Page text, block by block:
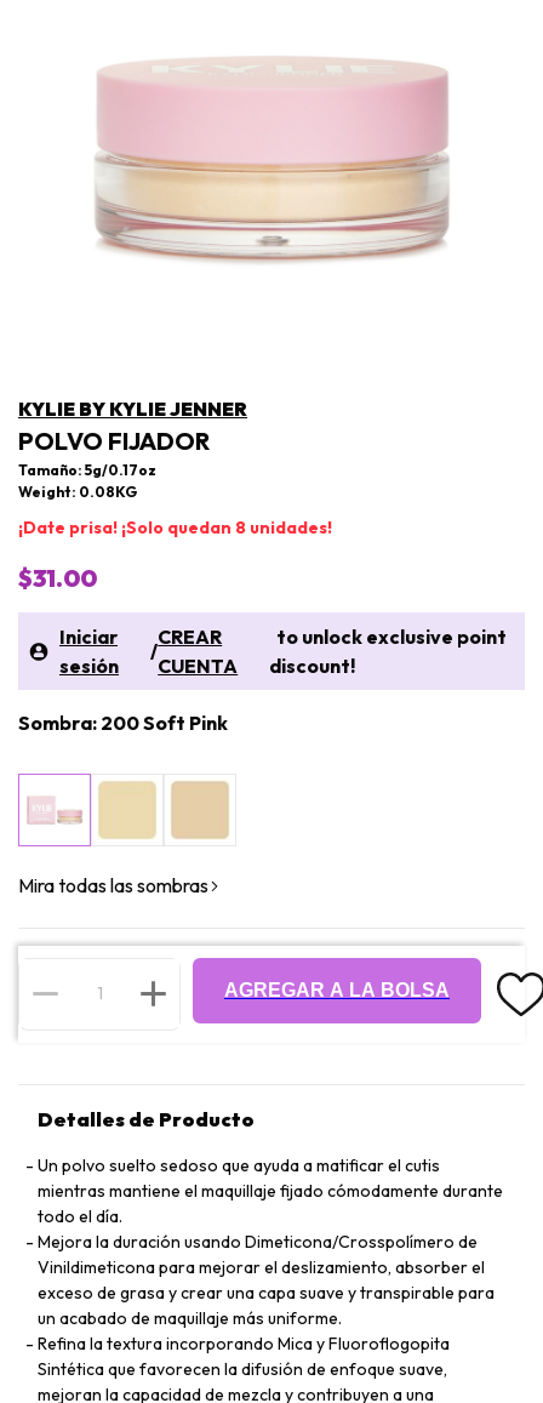
KYLIE BY KYLIE JENNER
POLVO FIJADOR
Tamaño: 5g/0.17oz
Weight: 0.08KG
¡Date prisa! ¡Solo quedan 8 unidades!
$31.00
Iniciar
sesión
/
CREAR
CUENTA
to unlock exclusive point
discount!
Sombra: 200 Soft Pink
Mira todas las sombras
AGREGAR A LA BOLSA
Detalles de Producto
Un polvo suelto sedoso que ayuda a matificar el cutis
mientras mantiene el maquillaje fijado cómodamente durante
todo el día.
Mejora la duración usando Dimeticona/Crosspolímero de
Vinildimeticona para mejorar el deslizamiento, absorber el
exceso de grasa y crear una capa suave y transpirable para
un acabado de maquillaje más uniforme.
Refina la textura incorporando Mica y Fluoroflogopita
Sintética que favorecen la difusión de enfoque suave,
mejoran la capacidad de mezcla y contribuyen a una